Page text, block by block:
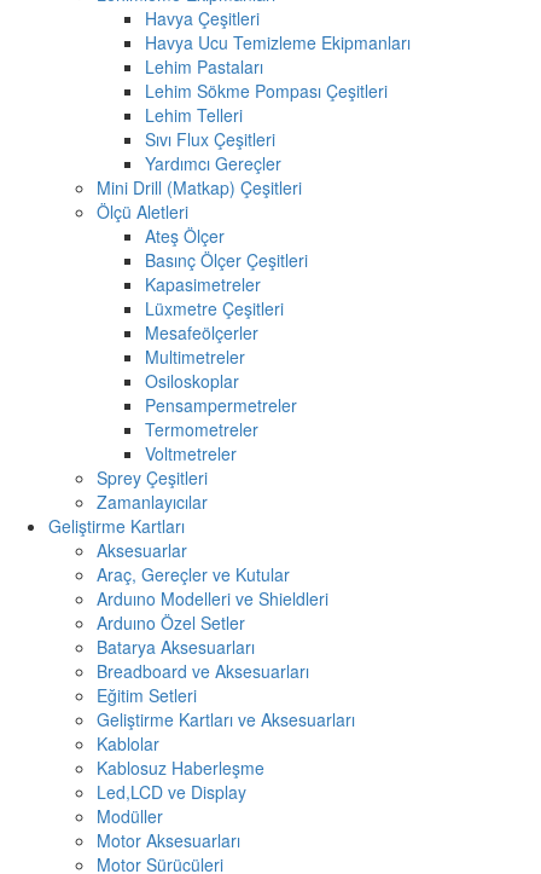
Havya Çeşitleri
Havya Ucu Temizleme Ekipmanları
Lehim Pastaları
Lehim Sökme Pompası Çeşitleri
Lehim Telleri
Sıvı Flux Çeşitleri
Yardımcı Gereçler
Mini Drill (Matkap) Çeşitleri
Ölçü Aletleri
Ateş Ölçer
Basınç Ölçer Çeşitleri
Kapasimetreler
Lüxmetre Çeşitleri
Mesafeölçerler
Multimetreler
Osiloskoplar
Pensampermetreler
Termometreler
Voltmetreler
Sprey Çeşitleri
Zamanlayıcılar
Geliştirme Kartları
Aksesuarlar
Araç, Gereçler ve Kutular
Arduıno Modelleri ve Shieldleri
Arduıno Özel Setler
Batarya Aksesuarları
Breadboard ve Aksesuarları
Eğitim Setleri
Geliştirme Kartları ve Aksesuarları
Kablolar
Kablosuz Haberleşme
Led,LCD ve Display
Modüller
Motor Aksesuarları
Motor Sürücüleri